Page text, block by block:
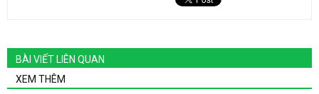
BÀI VIẾT LIÊN QUAN
XEM THÊM